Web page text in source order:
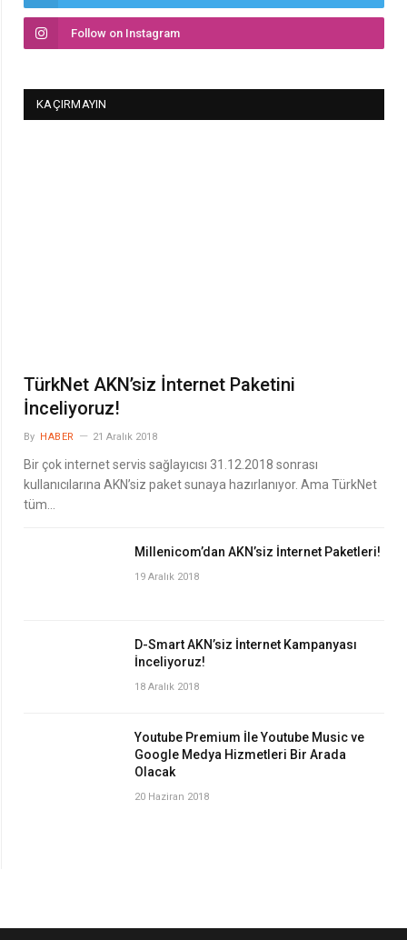
Follow on Instagram
KAÇIRMAYIN
TürkNet AKN’siz İnternet Paketini
İnceliyoruz!
By HABER 21 Aralık 2018
Bir çok internet servis sağlayıcısı 31.12.2018 sonrası
kullanıcılarına AKN’siz paket sunaya hazırlanıyor. Ama TürkNet
tüm…
Millenicom’dan AKN’siz İnternet Paketleri!
19 Aralık 2018
D-Smart AKN’siz İnternet Kampanyası
İnceliyoruz!
18 Aralık 2018
Youtube Premium İle Youtube Music ve
Google Medya Hizmetleri Bir Arada
Olacak
20 Haziran 2018